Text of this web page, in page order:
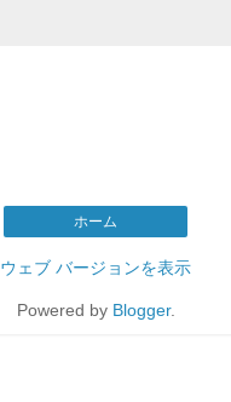
ホーム
ウェブ バージョンを表示
Powered by Blogger.